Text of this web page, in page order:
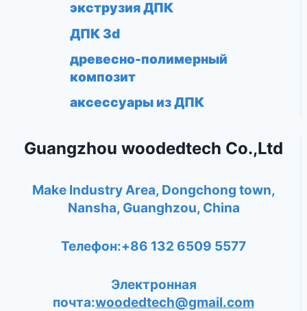
экструзия ДПК
ДПК 3d
древесно-полимерный
композит
аксессуары из ДПК
Guangzhou woodedtech Co.,Ltd
Make Industry Area, Dongchong town,
Nansha, Guanghzou, China
Телефон:+86 132 6509 5577
Электронная
почта:woodedtech@gmail.com